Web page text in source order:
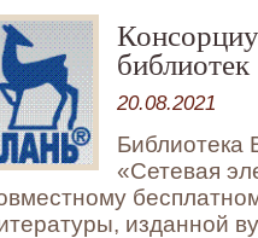
библиотек
20.08.2021
Библиотека
«Сетевая
изданной